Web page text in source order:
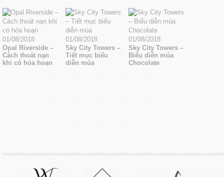
01/08/2018
Opal Riverside –
Cách thoát nạn
khi có hỏa hoạn
01/08/2018
Sky City Towers –
Tiết mục biểu
diễn múa
01/08/2018
Sky City Towers –
Biểu diễn múa
Chocolate